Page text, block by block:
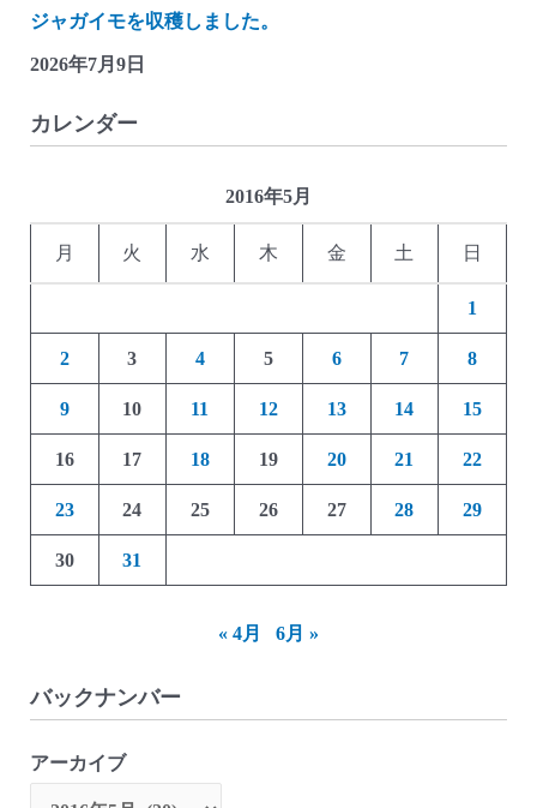
の
貯
箱)
ジャガイモを収穫しました。
2026年7月9日
カレンダー
2016年5月
月 火 水 木 金 土 日
1
2 3 4 5 6 7 8
9 10 11 12 13 14 15
16 17 18 19 20 21 22
23 24 25 26 27 28 29
30 31
« 4月 6月 »
バックナンバー
アーカイブ